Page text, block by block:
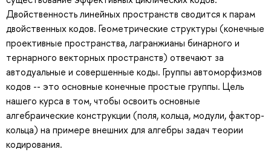
Двойственность линейных пространств сводится к парам
двойственных кодов. Геометрические структуры (конечные
проективные пространства, лагранжианы бинарного и
тернарного векторных пространств) отвечают за
автодуальные и совершенные коды. Группы автоморфизмов
кодов -- это основные конечные простые группы. Цель
нашего курса в том, чтобы освоить основные
алгебраические конструкции (поля, кольца, модули, фактор-
кольца) на примере внешних для алгебры задач теории
кодирования.